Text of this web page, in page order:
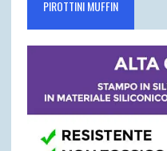
PIROTTINI MUFFIN